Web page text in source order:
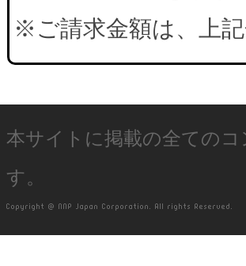
※ご請求金額は、上
本サイトに掲載の全ての
す。